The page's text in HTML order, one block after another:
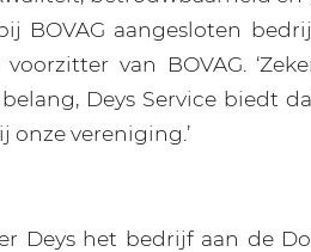
BOVAG aangesloten
voorzitter van BOVAG.
Deys Service biedt
onze vereniging.’
Deys het bedrijf aan de